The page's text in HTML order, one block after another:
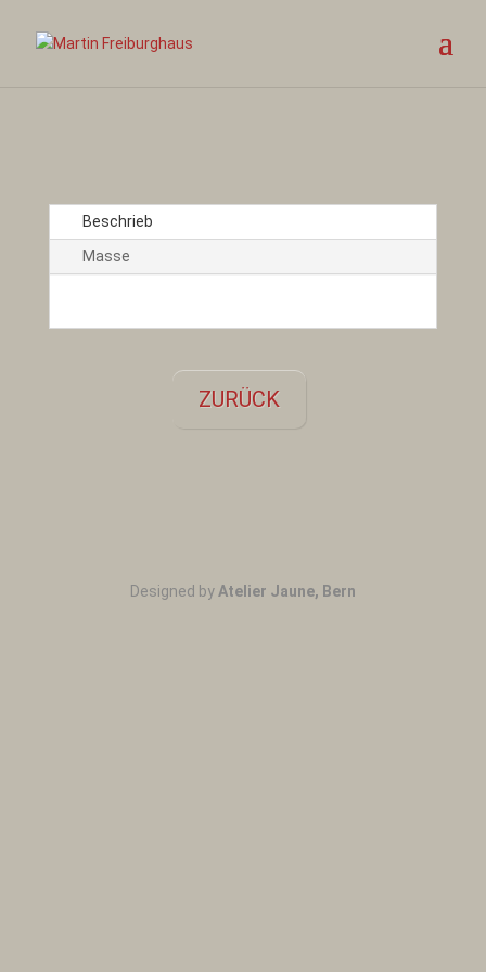
Beschrieb
Masse
ZURÜCK
Designed byAtelier Jaune, Bern